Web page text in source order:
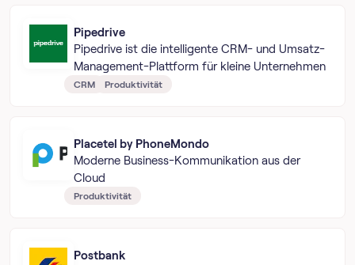
Pipedrive
Pipedrive ist die intelligente CRM- und Umsatz-
Management-Plattform für kleine Unternehmen
CRM Produktivität
Placetel by PhoneMondo
Moderne Business-Kommunikation aus der
Cloud
Produktivität
Postbank